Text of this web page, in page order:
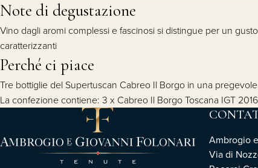
Note di degustazione
Vino dagli aromi complessi e fascinosi si distingue per un
caratterizzanti
Perché ci piace
Tre bottiglie del Supertuscan Cabreo Il Borgo in una
La confezione contiene: 3 x Cabreo Il Borgo Toscana IGT 2016
Ambrogio
Via di